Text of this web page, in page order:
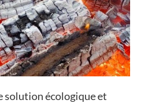
solution écologique et